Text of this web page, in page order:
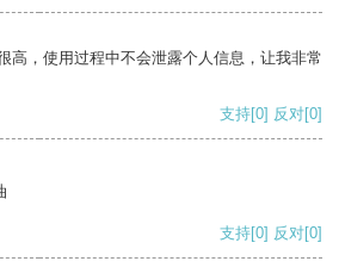
高，使用过程中不会泄露个人信息，让我非常
支持[0] 反对[0]
支持[0] 反对[0]